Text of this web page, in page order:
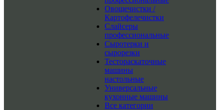
Овощечистки /
Картофелечистки
Слайсеры
профессиональные
Сыротерки и
сырорезки
Тестораскаточные
машины
настольные
Универсальные
кухонные машины
Все категории